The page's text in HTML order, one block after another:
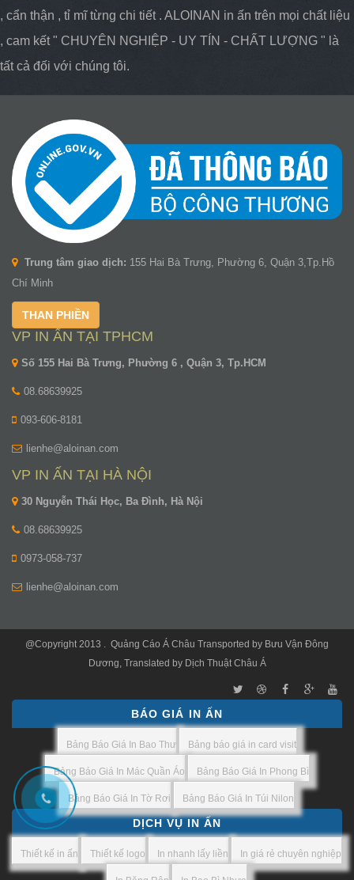
, cẩn thận , tỉ mĩ từng chi tiết . ALOINAN in ấn trên mọi chất liệu
, cam kết " CHUYÊN NGHIỆP - UY TÍN - CHẤT LƯỢNG " là
tất cả đối với chúng tôi.
Trung tâm giao dịch: 155 Hai Bà Trưng, Phường 6, Quận 3,Tp.Hồ
Chí Minh
THAN PHIỀN
VP IN ẤN TẠI TPHCM
Số 155 Hai Bà Trưng, Phường 6 , Quận 3, Tp.HCM
08.68639925
093-606-8181
lienhe@aloinan.com
VP IN ẤN TẠI HÀ NỘI
30 Nguyễn Thái Học, Ba Đình, Hà Nội
08.68639925
0973-058-737
lienhe@aloinan.com
@Copyright 2013 . Quảng Cáo Á Châu Transported by Bưu Vận Đông
Dương, Translated by Dịch Thuật Châu Á
BÁO GIÁ IN ẤN
Bảng Báo Giá In Bao Thư Bảng báo giá in card visit
Bảng Báo Giá In Mác Quần Áo Bảng Báo Giá In Phong Bì
Bảng Báo Giá In Tờ Rơi Bảng Báo Giá In Túi Nilon
DỊCH VỤ IN ẤN
Thiết kế in ấn Thiết kế logo In nhanh lấy liền In giá rẻ chuyên nghiệp